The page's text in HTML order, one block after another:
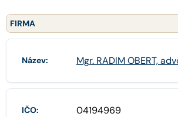
FIRMA
Název: Mgr. RADIM OBERT,
IČO: 04194969